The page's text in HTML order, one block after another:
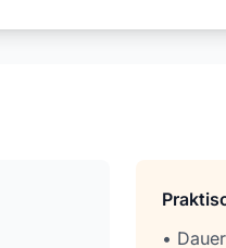
•